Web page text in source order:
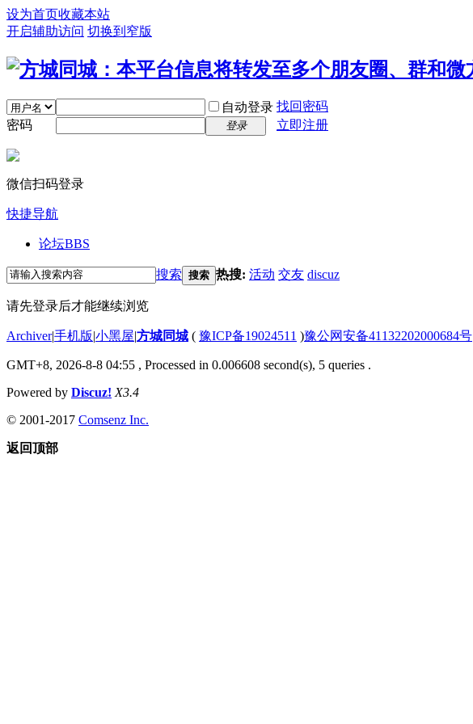
设为首页收藏本站
开启辅助访问 切换到窄版
自动登录 找回密码
密码
登录 立即注册
微信扫码登录
快捷导航
论坛BBS
搜索 搜索 热搜: 活动 交友 discuz
请先登录后才能继续浏览
Archiver|手机版|小黑屋|方城同城 ( 豫ICP备19024511 )豫公网安备41132202000684号
GMT+8, 2026-8-8 04:55 , Processed in 0.006608 second(s), 5 queries .
Powered by Discuz! X3.4
© 2001-2017 Comsenz Inc.
返回顶部